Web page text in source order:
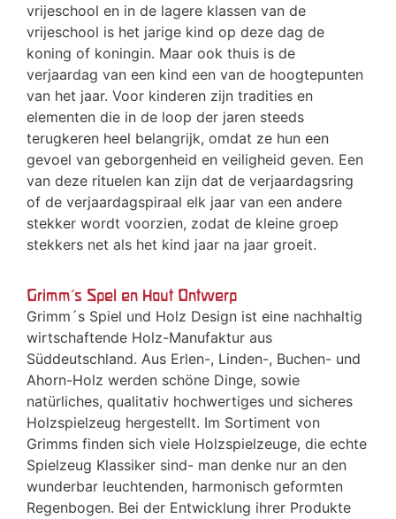
vrijeschool en in de lagere klassen van de
vrijeschool is het jarige kind op deze dag de
koning of koningin. Maar ook thuis is de
verjaardag van een kind een van de hoogtepunten
van het jaar. Voor kinderen zijn tradities en
elementen die in de loop der jaren steeds
terugkeren heel belangrijk, omdat ze hun een
gevoel van geborgenheid en veiligheid geven. Een
van deze rituelen kan zijn dat de verjaardagsring
of de verjaardagspiraal elk jaar van een andere
stekker wordt voorzien, zodat de kleine groep
stekkers net als het kind jaar na jaar groeit.
Grimm's Spel en Hout Ontwerp
Grimm´s Spiel und Holz Design ist eine nachhaltig
wirtschaftende Holz-Manufaktur aus
Süddeutschland. Aus Erlen-, Linden-, Buchen- und
Ahorn-Holz werden schöne Dinge, sowie
natürliches, qualitativ hochwertiges und sicheres
Holzspielzeug hergestellt. Im Sortiment von
Grimms finden sich viele Holzspielzeuge, die echte
Spielzeug Klassiker sind- man denke nur an den
wunderbar leuchtenden, harmonisch geformten
Regenbogen. Bei der Entwicklung ihrer Produkte